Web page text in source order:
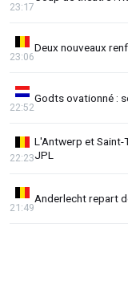
23:17
Deux nouveaux
23:06
Godts ovationné :
22:52
L'Antwerp et Saint-
JPL
22:23
Anderlecht repart
21:49